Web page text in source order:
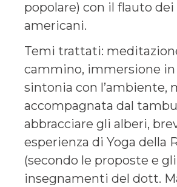
popolare) con il flauto
americani.
Temi trattati:
cammino, immersione in
sintonia con l’ambiente,
accompagnata dal
abbracciare gli alberi,
esperienza di Yoga della
(secondo le proposte e gli
insegnamenti del dott.